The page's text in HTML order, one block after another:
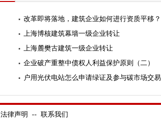
改革即将落地，建筑企业如何进行资质平移？
上海博核建筑幕墙一级企业转让
上海麓樊古建筑一级企业转让
企业破产重整中债权人利益保护原则（二）
户用光伏电站怎么申请绿证及参与碳市场交易
法律声明 -- 联系我们